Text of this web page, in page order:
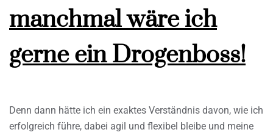
manchmal wäre ich
gerne ein Drogenboss!
Denn dann hätte ich ein exaktes Verständnis davon, wie ich
erfolgreich führe, dabei agil und flexibel bleibe und meine